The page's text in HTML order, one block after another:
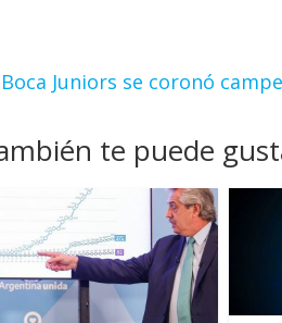
Boca Juniors se coronó
te puede